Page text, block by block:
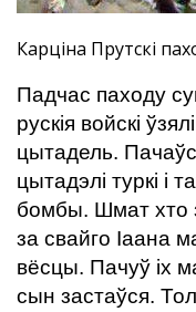
Карціна Прутскі
Падчас паходу
рускія войскі
цытадель.
цытадэлі туркі і
бомбы. Шмат хто
за свайго Іаана
вёсцы. Пачуў іх
сын застаўся.